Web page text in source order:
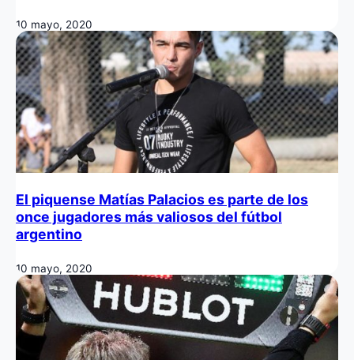
10 mayo, 2020
El piquense Matías Palacios es parte de los
once jugadores más valiosos del fútbol
argentino
10 mayo, 2020